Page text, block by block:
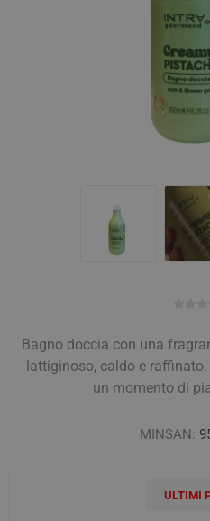
Bagno doccia con una
lattiginoso, caldo e
un momento di
MINSAN:
ULTIMI